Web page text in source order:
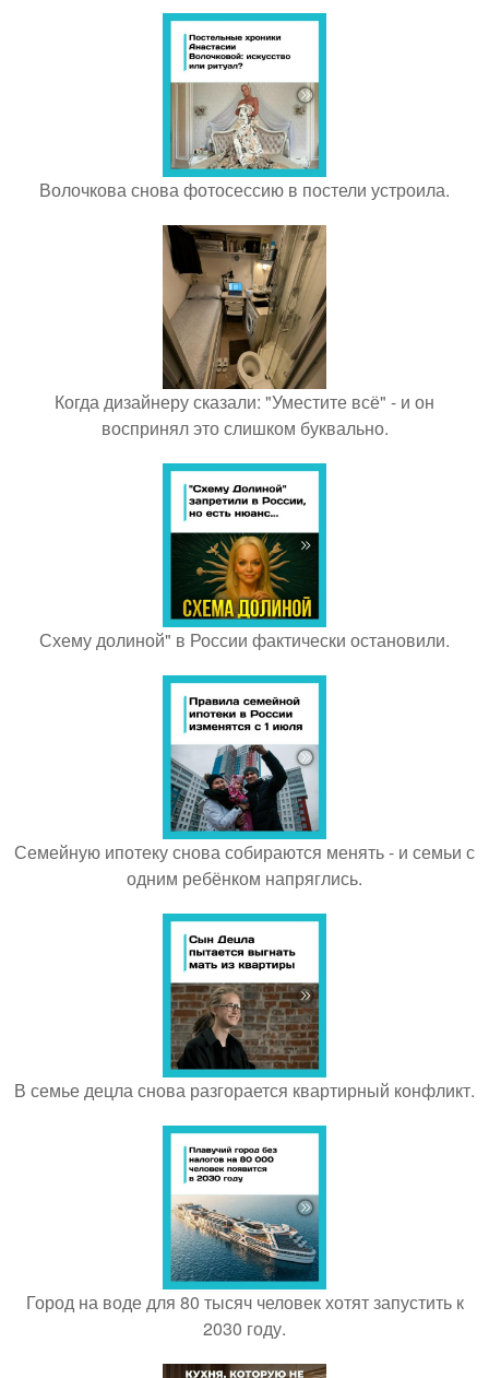
Волочкова снова фотосессию в постели устроила.
Когда дизайнеру сказали: "Уместите всё" - и он
воспринял это слишком буквально.
Схему долиной" в России фактически остановили.
Семейную ипотеку снова собираются менять - и семьи с
одним ребёнком напряглись.
В семье децла снова разгорается квартирный конфликт.
Город на воде для 80 тысяч человек хотят запустить к
2030 году.